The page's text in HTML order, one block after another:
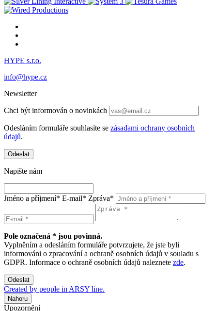
HYPE s.r.o.
info@hype.cz
Newsletter
Chci být informován o novinkách
Odesláním formuláře souhlasíte se zásadami ochrany osobních
údajů.
Odeslat
Napište nám
Jméno a příjmení* E-mail* Zpráva*
Pole označená * jsou povinná.
Vyplněním a odesláním formuláře potvrzujete, že jste byli
informováni o zpracování a ochraně osobních údajů v souladu s
GDPR. Informace o ochraně osobních údajů naleznete zde.
Odeslat
Created by people in ARSY line.
Nahoru
Upozornění